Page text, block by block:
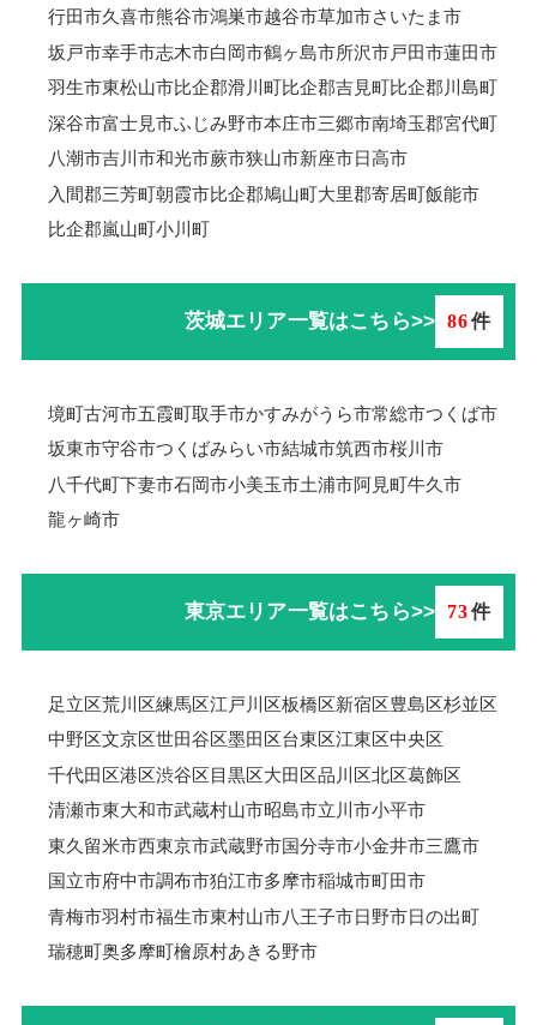
行田市久喜市熊谷市鴻巣市越谷市草加市さいたま市
坂戸市幸手市志木市白岡市鶴ヶ島市所沢市戸田市蓮田市
羽生市東松山市比企郡滑川町比企郡吉見町比企郡川島町
深谷市富士見市ふじみ野市本庄市三郷市南埼玉郡宮代町
八潮市吉川市和光市蕨市狭山市新座市日高市
入間郡三芳町朝霞市比企郡鳩山町大里郡寄居町飯能市
比企郡嵐山町小川町
茨城エリア一覧はこちら>> 86件
境町古河市五霞町取手市かすみがうら市常総市つくば市
坂東市守谷市つくばみらい市結城市筑西市桜川市
八千代町下妻市石岡市小美玉市土浦市阿見町牛久市
龍ヶ崎市
東京エリア一覧はこちら>> 73件
足立区荒川区練馬区江戸川区板橋区新宿区豊島区杉並区
中野区文京区世田谷区墨田区台東区江東区中央区
千代田区港区渋谷区目黒区大田区品川区北区葛飾区
清瀬市東大和市武蔵村山市昭島市立川市小平市
東久留米市西東京市武蔵野市国分寺市小金井市三鷹市
国立市府中市調布市狛江市多摩市稲城市町田市
青梅市羽村市福生市東村山市八王子市日野市日の出町
瑞穂町奥多摩町檜原村あきる野市